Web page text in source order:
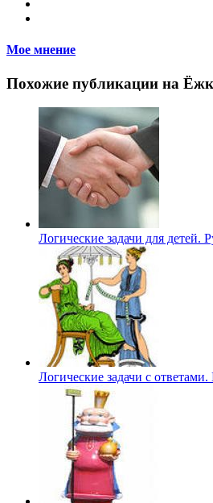
Мое мнение
Похожие публикации на
Логические задачи для детей.
Логические задачи с